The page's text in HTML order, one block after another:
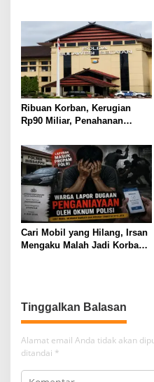
Ribuan Korban, Kerugian
Rp90 Miliar, Penahanan
Misteri
Cari Mobil yang Hilang, Irsan
Mengaku Malah Jadi Korban
Tinggalkan Balasan
Alamat email Anda tidak akan
ditandai *